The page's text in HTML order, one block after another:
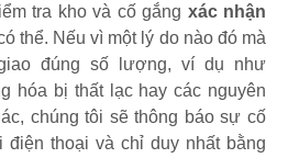
tra kho và cố gắng xác nhận
thể. Nếu vì một lý do nào đó mà
đúng số lượng, ví dụ như
hóa bị thất lạc hay các nguyên
chúng tôi sẽ thông báo sự cố
điện thoại và chỉ duy nhất bằng